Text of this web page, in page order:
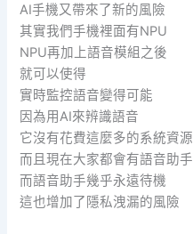
AI手機又帶來了新的風險
其實我們手機裡面有NPU
NPU再加上語音模組之後
就可以使得
實時監控語音變得可能
因為用AI來辨識語音
它沒有花費這麼多的系統資源
而且現在大家都會有語音助手
而語音助手幾乎永遠待機
這也增加了隱私洩漏的風險